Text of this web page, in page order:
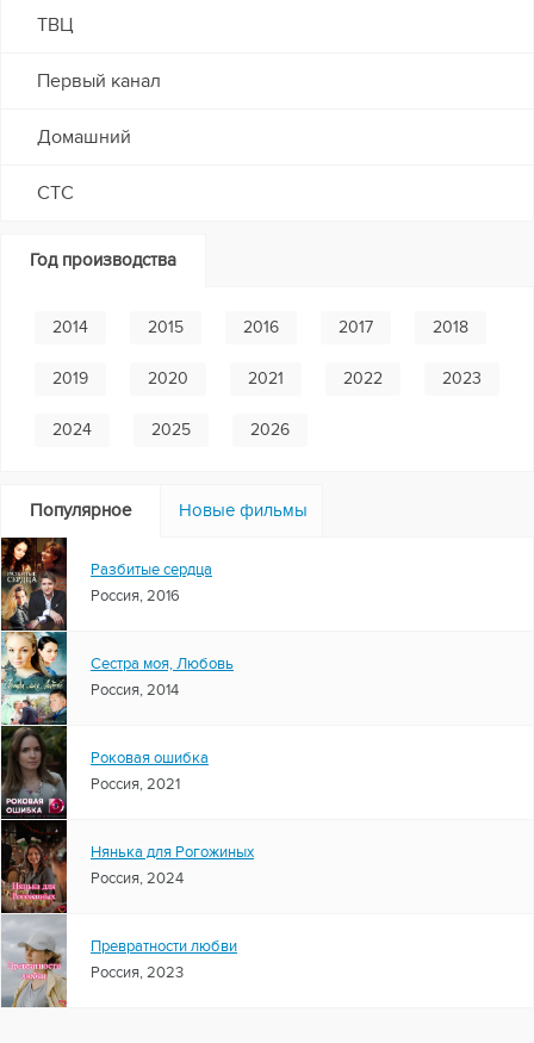
ТВЦ
Первый канал
Домашний
СТС
Год производства
2014 2015 2016 2017 2018
2019 2020 2021 2022 2023
2024 2025 2026
Популярное Новые фильмы
Разбитые сердца
Россия, 2016
Сестра моя, Любовь
Россия, 2014
Роковая ошибка
Россия, 2021
Нянька для Рогожиных
Россия, 2024
Превратности любви
Россия, 2023